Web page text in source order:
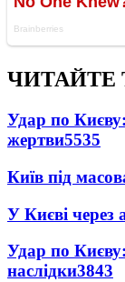
ЧИТАЙТЕ
Удар по
жертви5535
Київ під
У Києві через
Удар по
наслідки3843